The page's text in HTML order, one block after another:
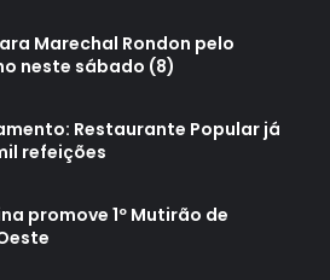
Marechal Rondon pelo
neste sábado (8)
Restaurante Popular já
refeições
promove 1º Mutirão de